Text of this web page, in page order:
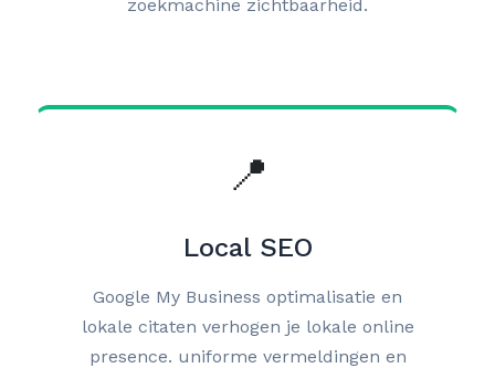
zoekmachine zichtbaarheid.
📍
Local SEO
Google My Business optimalisatie en
lokale citaten verhogen je lokale online
presence. uniforme vermeldingen en